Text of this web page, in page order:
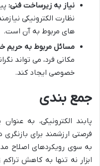
نیاز به زیرساخت فنی:
نظارت الکترونیکی
های مربوط به آن است.
مسائل مربوط به حریم
مکانی فرد، می تواند
خصوصی ایجاد کند.
جمع بندی
پابند الکترونیکی، به
فرصتی ارزشمند برای
به سوی رویکردهای اصلاح
ابزار نه تنها به کاهش